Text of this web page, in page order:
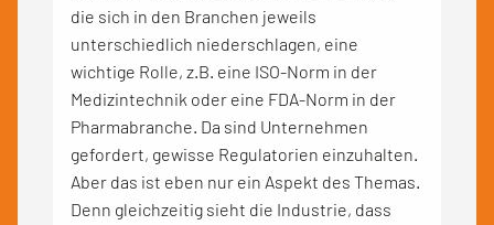
die sich in den Branchen jeweils
unterschiedlich niederschlagen, eine
wichtige Rolle, z.B. eine ISO-Norm in der
Medizintechnik oder eine FDA-Norm in der
Pharmabranche. Da sind Unternehmen
gefordert, gewisse Regulatorien einzuhalten.
Aber das ist eben nur ein Aspekt des Themas.
Denn gleichzeitig sieht die Industrie, dass